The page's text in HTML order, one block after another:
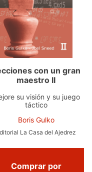
con un gran
maestro II
su visión y su juego
táctico
Boris Gulko
La Casa del Ajedrez
Comprar por